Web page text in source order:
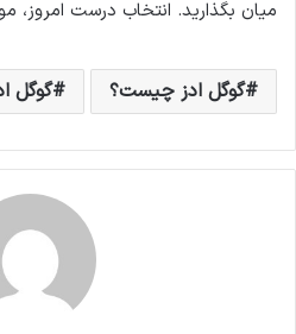
میان بگذارید. انتخاب درست
گوگل ادز چیست؟ گوگل